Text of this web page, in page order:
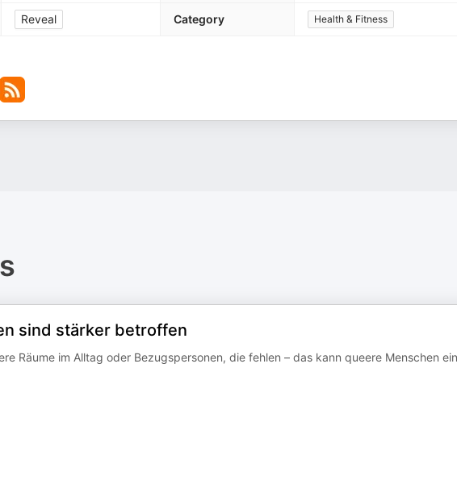
Reveal Category Health & Fitness
sind stärker betroffen
Räume im Alltag oder Bezugspersonen, die fehlen – das kann queere Menschen